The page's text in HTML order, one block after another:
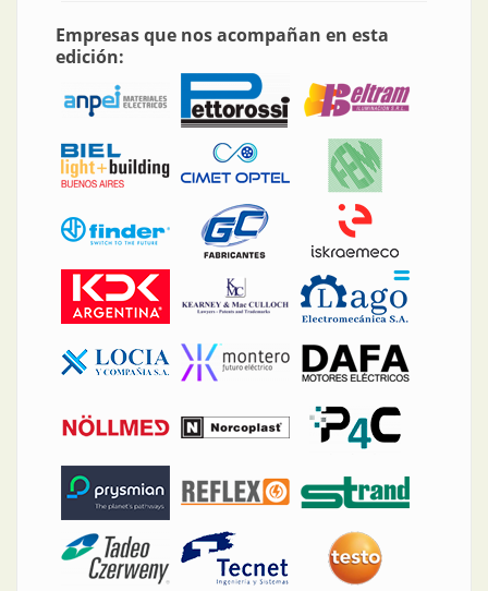
Empresas que nos acompañan en esta
edición: